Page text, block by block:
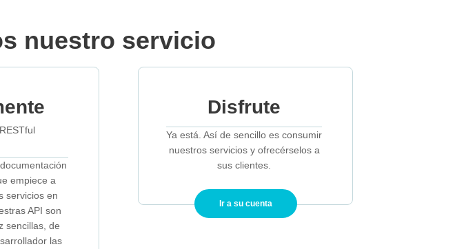
nuestro servicio
empiece a
servicios en
API son
sencillas, de
las
Disfrute
Ya está. Así de sencillo es consumir
nuestros servicios y ofrecérselos a
sus clientes.
Ir a su cuenta